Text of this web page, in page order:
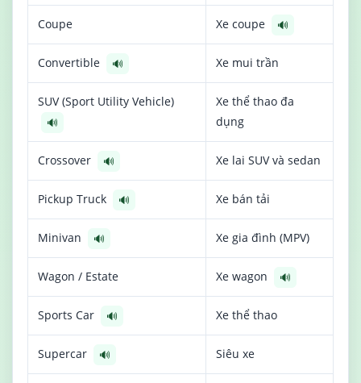
Coupe Xe coupe 🔊
Convertible 🔊 Xe mui trần
SUV (Sport Utility Vehicle)
🔊
Xe thể thao đa
dụng
Crossover 🔊 Xe lai SUV và sedan
Pickup Truck 🔊 Xe bán tải
Minivan 🔊 Xe gia đình (MPV)
Wagon / Estate Xe wagon 🔊
Sports Car 🔊 Xe thể thao
Supercar 🔊 Siêu xe